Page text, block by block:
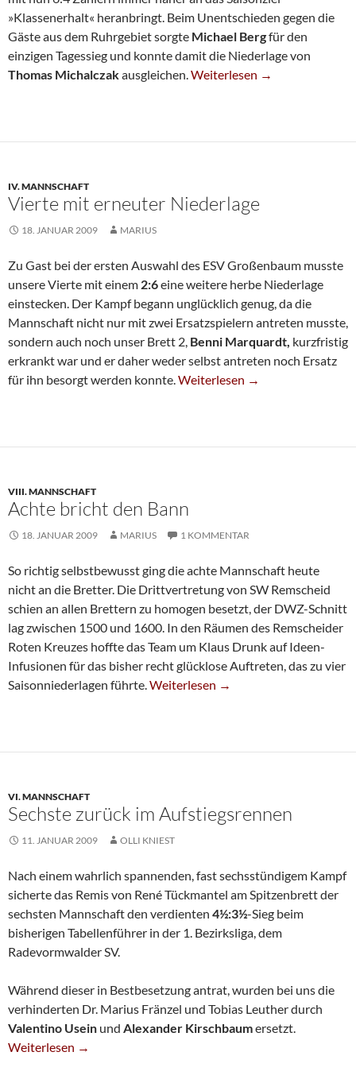
»Klassenerhalt« heranbringt. Beim Unentschieden gegen die
Gäste aus dem Ruhrgebiet sorgte Michael Bergfür den
einzigen Tagessieg und konnte damit die Niederlage von
Thomas Michalczakausgleichen.Wichtiges Remis Gegen
Weiterlesen →
IV. MANNSCHAFT
Vierte mit erneuter Niederlage
18. JANUAR 2009 MARIUS
Zu Gast bei der ersten Auswahl des ESV Großenbaum musste
unsere Vierte mit einem 2:6eine weitere herbe Niederlage
einstecken. Der Kampf begann unglücklich genug, da die
Mannschaft nicht nur mit zwei Ersatzspielern antreten musste,
sondern auch noch unser Brett 2, Benni Marquardt, kurzfristig
erkrankt war und er daher weder selbst antreten noch Ersatz
für ihn besorgt werden konnte.Vierte Mit Erneuter Niederlage
Weiterlesen →
VIII. MANNSCHAFT
Achte bricht den Bann
18. JANUAR 2009 MARIUS 1 KOMMENTAR
So richtig selbstbewusst ging die achte Mannschaft heute
nicht an die Bretter. Die Drittvertretung von SW Remscheid
schien an allen Brettern zu homogen besetzt, der DWZ-Schnitt
lag zwischen 1500 und 1600. In den Räumen des Remscheider
Roten Kreuzes hoffte das Team um Klaus Drunk auf Ideen-
Infusionen für das bisher recht glücklose Auftreten, das zu vier
Saisonniederlagen führte.Achte Bricht Den Bann
Weiterlesen →
VI. MANNSCHAFT
Sechste zurück im Aufstiegsrennen
11. JANUAR 2009 OLLI KNIEST
Nach einem wahrlich spannenden, fast sechsstündigem Kampf
sicherte das Remis von René Tückmantel am Spitzenbrett der
sechsten Mannschaft den verdienten 4½:3½-Sieg beim
bisherigen Tabellenführer in der 1. Bezirksliga, dem
Radevormwalder SV.
Während dieser in Bestbesetzung antrat, wurden bei uns die
verhinderten Dr. Marius Fränzel und Tobias Leuther durch
Valentino Usein und Alexander Kirschbaumersetzt.
Sechste Zurück Im Aufstiegsrennen
Weiterlesen →